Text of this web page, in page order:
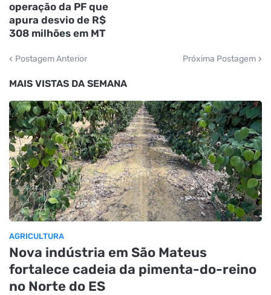
operação da PF que
apura desvio de R$
308 milhões em MT
Postagem Anterior Próxima Postagem
MAIS VISTAS DA SEMANA
AGRICULTURA
Nova indústria em São Mateus
fortalece cadeia da pimenta-do-reino
no Norte do ES